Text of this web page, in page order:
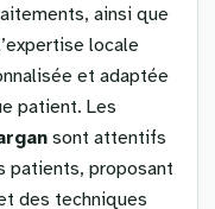
ainsi que
locale
et adaptée
patient. Les
sont attentifs
patients, proposant
des techniques